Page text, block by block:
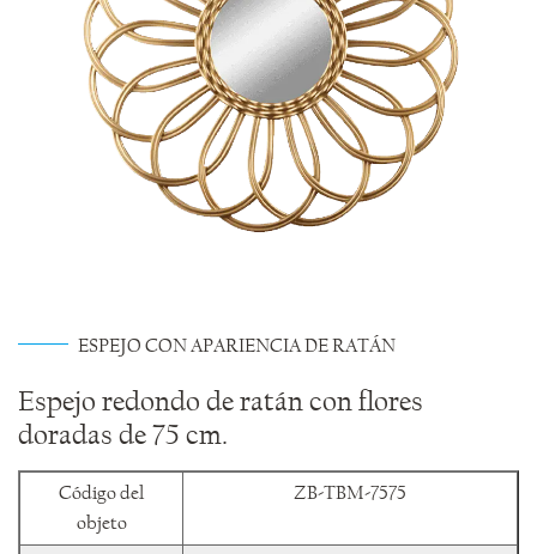
ESPEJO CON APARIENCIA DE RATÁN
Espejo redondo de ratán con flores
doradas de 75 cm.
Código del
objeto
ZB-TBM-7575